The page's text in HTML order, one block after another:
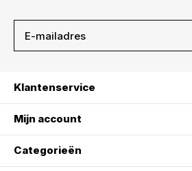
Klantenservice
Mijn account
Categorieën